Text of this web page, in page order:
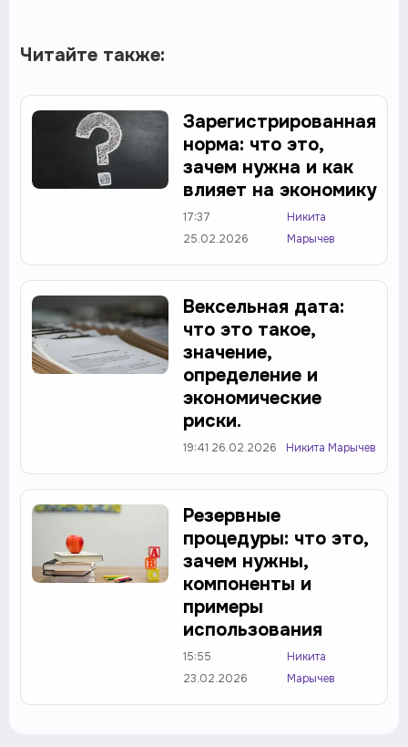
Читайте также:
Зарегистрированная
норма: что это,
зачем нужна и как
влияет на экономику
17:37
25.02.2026
Никита
Марычев
Вексельная дата:
что это такое,
значение,
определение и
экономические
риски.
19:41 26.02.2026 Никита Марычев
Резервные
процедуры: что это,
зачем нужны,
компоненты и
примеры
использования
15:55
23.02.2026
Никита
Марычев